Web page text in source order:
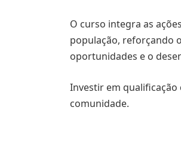
O curso integra as
população, reforçando
oportunidades e o
Investir em
comunidade.